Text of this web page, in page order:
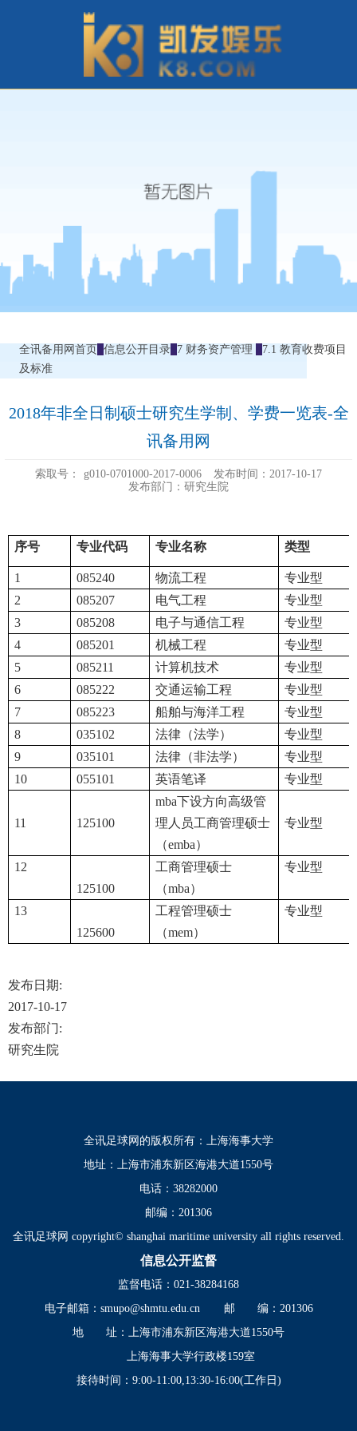
全讯备用网首页 信息公开目录 7 财务资产管理
7.1 教育收费项目
及标准
2018年非全日制硕士研究生学制、学费一览表-全
讯备用网
索取号： g010-0701000-2017-0006
发布时间：2017-10-17
发布部门：研究生院
序号 专业代码 专业名称 类型
1 085240 物流工程
专业型
2
085207 电气工程
专业型
3
085208 电子与通信工程
专业型
4
085201 机械工程
专业型
5
085211 计算机技术
专业型
6
085222 交通运输工程
专业型
7
085223 船舶与海洋工程
专业型
8
035102 法律（法学）
专业型
9
035101 法律（非法学）
专业型
10
055101 英语笔译 专业型
11 125100
mba下设方向高级管
理人员工商管理硕士
（emba）
专业型
12
125100
工商管理硕士
（mba）
专业型
13
125600
工程管理硕士
（mem）
专业型
发布日期:
2017-10-17
发布部门:
研究生院
全讯足球网的版权所有：上海海事大学
地址：上海市浦东新区海港大道1550号
电话：38282000
邮编：201306
全讯足球网 copyright© shanghai maritime university all rights reserved.
信息公开监督
监督电话：021-38284168
电子邮箱： smupo@shmtu.edu.cn
邮 编：201306
地 址：上海市浦东新区海港大道1550号
上海海事大学行政楼159室
接待时间：9:00-11:00,13:30-16:00(工作日)